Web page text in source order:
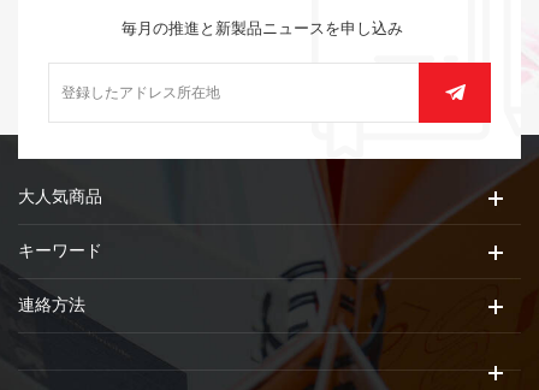
毎月の推進と新製品ニュースを申し込み
大人気商品
キーワード
連絡方法